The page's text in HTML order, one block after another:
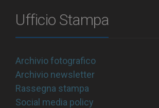
Ufficio Stampa
Archivio fotografico
Archivio newsletter
Rassegna stampa
Social media policy